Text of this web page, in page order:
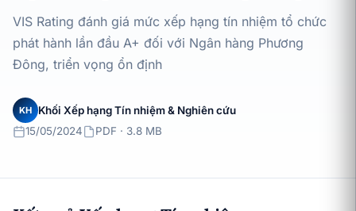
VIS Rating đánh giá mức xếp hạng tín nhiệm tổ chức
phát hành lần đầu A+ đối với Ngân hàng Phương
Đông, triển vọng ổn định
KH
Khối Xếp hạng Tín nhiệm & Nghiên cứu
15/05/2024
PDF · 3.8 MB